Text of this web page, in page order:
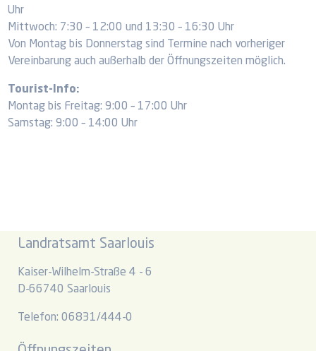
Uhr
Mittwoch: 7:30 – 12:00 und 13:30 – 16:30 Uhr
Von Montag bis Donnerstag sind Termine nach vorheriger
Vereinbarung auch außerhalb der Öffnungszeiten möglich.
Tourist-Info:
Montag bis Freitag: 9:00 – 17:00 Uhr
Samstag: 9:00 – 14:00 Uhr
Landratsamt Saarlouis
Kaiser-Wilhelm-Straße 4 - 6
D-66740 Saarlouis
Telefon: 06831/444-0